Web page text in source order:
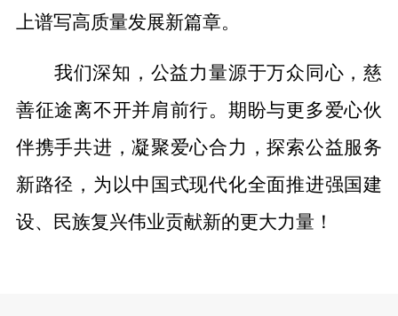
上谱写高质量发展新篇章。
我们深知，公益力量源于万众同心，慈
善征途离不开并肩前行。期盼与更多爱心伙
伴携手共进，凝聚爱心合力，探索公益服务
新路径，为以中国式现代化全面推进强国建
设、民族复兴伟业贡献新的更大力量！